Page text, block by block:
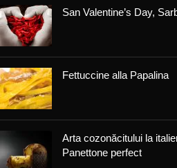
San Valentine’s Day,
Fettuccine alla Papalina
Arta cozonăcitului la
Panettone perfect